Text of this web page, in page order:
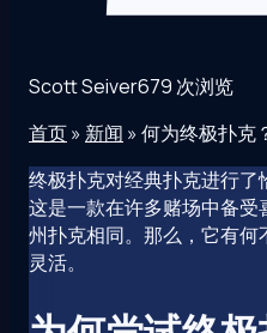
Scott Seiver679 次浏览
首页» 新闻 »何为终极扑克
终极扑克对经典扑克进行
这是一款在许多赌场中备
州扑克相同。那么，它有
灵活。